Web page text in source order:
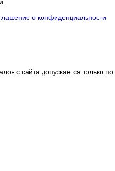
о конфиденциальности
с сайта допускается только